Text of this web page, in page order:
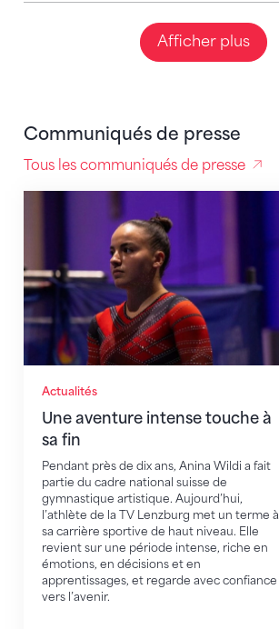
Afficher plus
Communiqués de presse
Tous les communiqués de presse
Actualités
Une aventure intense touche à
sa fin
Pendant près de dix ans, Anina Wildi a fait
partie du cadre national suisse de
gymnastique artistique. Aujourd’hui,
l’athlète de la TV Lenzburg met un terme à
sa carrière sportive de haut niveau. Elle
revient sur une période intense, riche en
émotions, en décisions et en
apprentissages, et regarde avec confiance
vers l’avenir.